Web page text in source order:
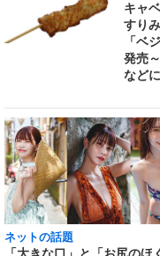
キャ
すり
「ベ
発売
など
ネットの話題
「大きな口」と「お尻のほ